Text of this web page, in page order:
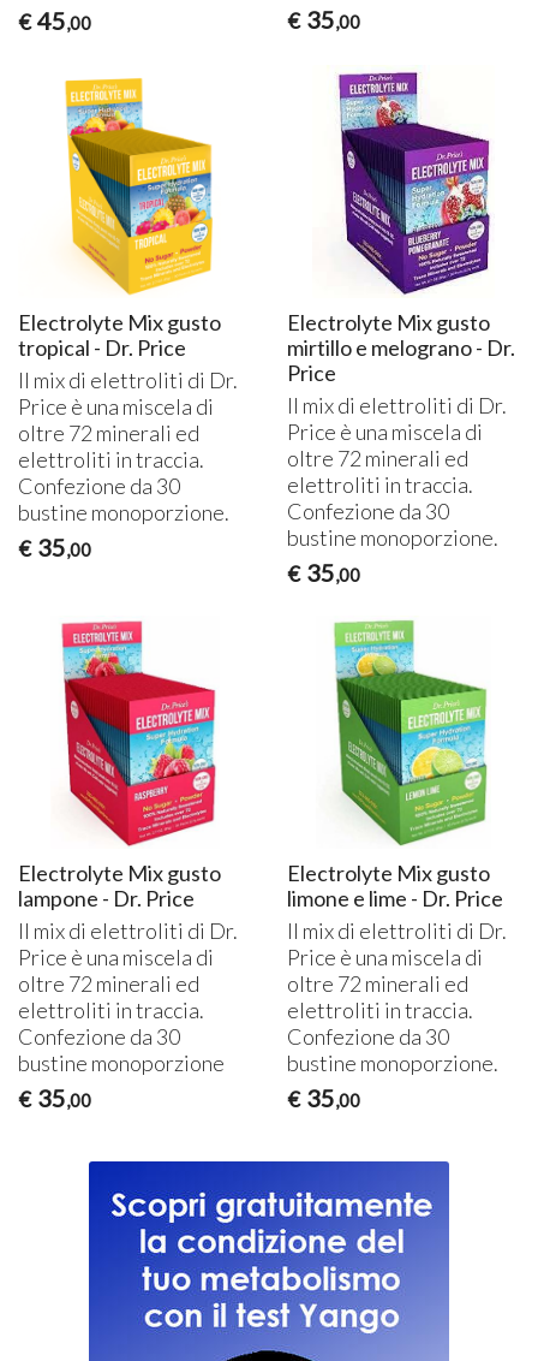
€ 45,00
€ 35,00
Electrolyte Mix gusto
tropical - Dr. Price
Il mix di elettroliti di Dr.
Price è una miscela di
oltre 72 minerali ed
elettroliti in traccia.
Confezione da 30
bustine monoporzione.
€ 35,00
Electrolyte Mix gusto
mirtillo e melograno - Dr.
Price
Il mix di elettroliti di Dr.
Price è una miscela di
oltre 72 minerali ed
elettroliti in traccia.
Confezione da 30
bustine monoporzione.
€ 35,00
Electrolyte Mix gusto
lampone - Dr. Price
Il mix di elettroliti di Dr.
Price è una miscela di
oltre 72 minerali ed
elettroliti in traccia.
Confezione da 30
bustine monoporzione
€ 35,00
Electrolyte Mix gusto
limone e lime - Dr. Price
Il mix di elettroliti di Dr.
Price è una miscela di
oltre 72 minerali ed
elettroliti in traccia.
Confezione da 30
bustine monoporzione.
€ 35,00